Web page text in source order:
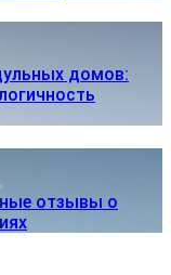
домов:
отзывы о